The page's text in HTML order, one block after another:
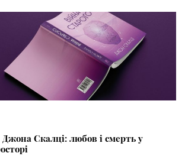
Джона Скалці: любов і смерть у